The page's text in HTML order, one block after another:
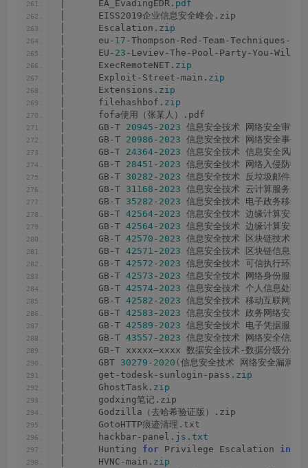
│      EA_EvadingEDR. pdf
│      EISS2019企业信息安全峰会.zip
│      Escalation. zip
│      eu- 17 -Thompson-Red-Team-Techniques-
│      EU- 23 -Leviev-The-Pool-Party-You-Will-
│      ExecRemoteNET. zip
│      Exploit-Street-main. zip
│      Extensions. zip
│      filehashbof. zip
│      fofa使用（张某人）.pdf
│      GB-T 20945 - 2023 信息安全技术 网络安全审计
│      GB-T 20986 - 2023 信息安全技术 网络安全事件
│      GB-T 24364- 2023 信息安全技术 信息安全风险
│      GB-T 28451 - 2023 信息安全技术 网络入侵防御
│      GB-T 30282 - 2023 信息安全技术 反垃圾邮件产
│      GB-T 31168 - 2023 信息安全技术 云计算服务安
│      GB-T 35282 - 2023 信息安全技术 电子政务移动
│      GB-T 42564- 2023 信息安全技术 边缘计算安全
│      GB-T 42564- 2023 信息安全技术 边缘计算安全
│      GB-T 42570 - 2023 信息安全技术 区块链技术安
│      GB-T 42571 - 2023 信息安全技术 区块链信息服
│      GB-T 42572 - 2023 信息安全技术 可信执行环境
│      GB-T 42573 - 2023 信息安全技术 网络身份服务
│      GB-T 42574- 2023 信息安全技术 个人信息处理
│      GB-T 42582 - 2023 信息安全技术 移动互联网应
│      GB-T 42583 - 2023 信息安全技术 政务网络安全
│      GB-T 42589 - 2023 信息安全技术 电子凭据服务
│      GB-T 43557 - 2023 信息安全技术 网络安全信息
│      GB-T xxxxx―xxxx 数据安全技术-数据分级分类规
│      GBT 30279 - 2020 ( 信息安全技术 网络安全漏洞分
│      get-todesk-sunlogin-pass. zip
│      GhostTask. zip
│      godxing笔记.zip
│      Godzilla（去哈希验证版）.zip
│      GotoHTTP痕迹清理.txt
│      hackbar-panel. js . txt
│      Hunting for Privilege Escalation in
│      HVNC-main. zip